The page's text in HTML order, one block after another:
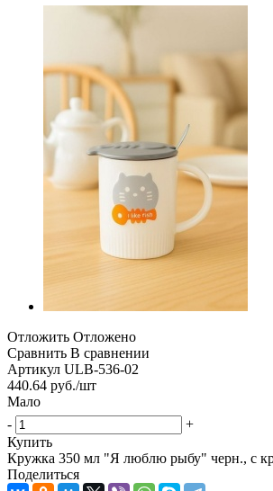
Отложить Отложено
Сравнить В сравнении
Артикул ULB-536-02
440.64 руб./шт
Мало
-
+
Купить
Кружка 350 мл "Я люблю рыбу" черн., с
Поделиться